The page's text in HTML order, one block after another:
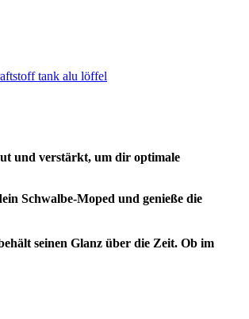
und verstärkt, um dir optimale
Schwalbe-Moped und genieße die
seinen Glanz über die Zeit. Ob im